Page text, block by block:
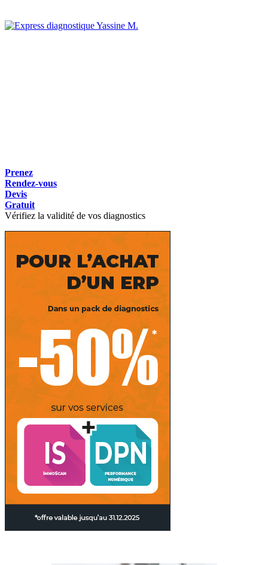
Yassine M.
Prenez
Rendez-vous
Devis
Gratuit
Vérifiez la validité de vos diagnostics